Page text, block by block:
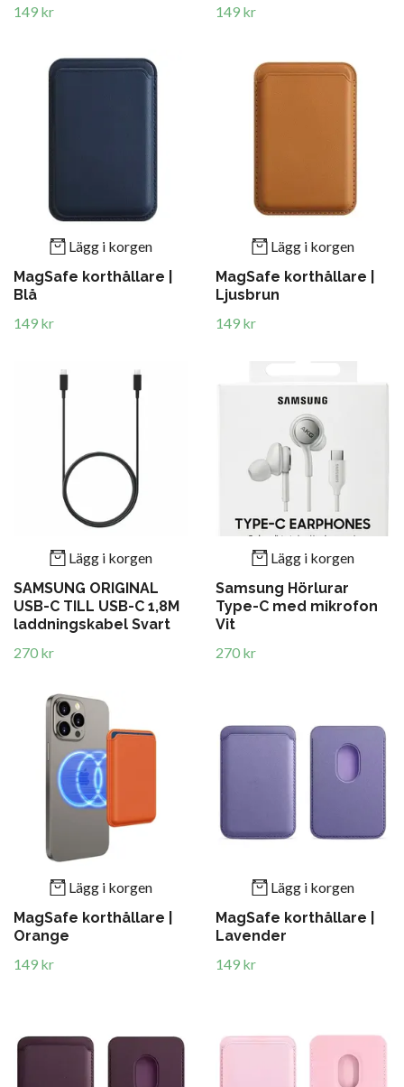
149 kr
149 kr
Lägg i korgen
MagSafe korthållare |
Blå
149 kr
Lägg i korgen
MagSafe korthållare |
Ljusbrun
149 kr
Lägg i korgen
SAMSUNG ORIGINAL
USB-C TILL USB-C 1,8M
laddningskabel Svart
270 kr
Lägg i korgen
Samsung Hörlurar
Type-C med mikrofon
Vit
270 kr
Lägg i korgen
MagSafe korthållare |
Orange
149 kr
Lägg i korgen
MagSafe korthållare |
Lavender
149 kr